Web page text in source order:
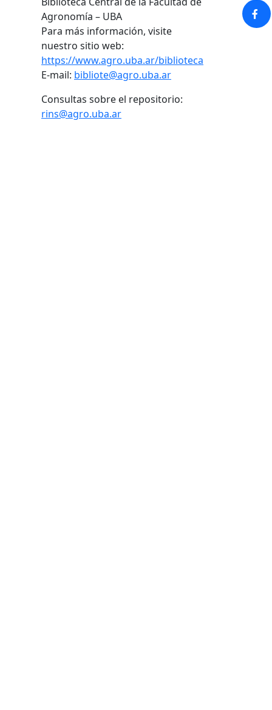
Agronomía – UBA
Para más información, visite
nuestro sitio web:
https://www.agro.uba.ar/biblioteca
E-mail: bibliote@agro.uba.ar
Consultas sobre el repositorio:
rins@agro.uba.ar